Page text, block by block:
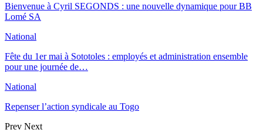
Bienvenue à Cyril SEGONDS : une nouvelle dynamique pour BB
Lomé SA
National
Fête du 1er mai à Sototoles : employés et administration ensemble
pour une journée de…
National
Repenser l’action syndicale au Togo
Prev Next